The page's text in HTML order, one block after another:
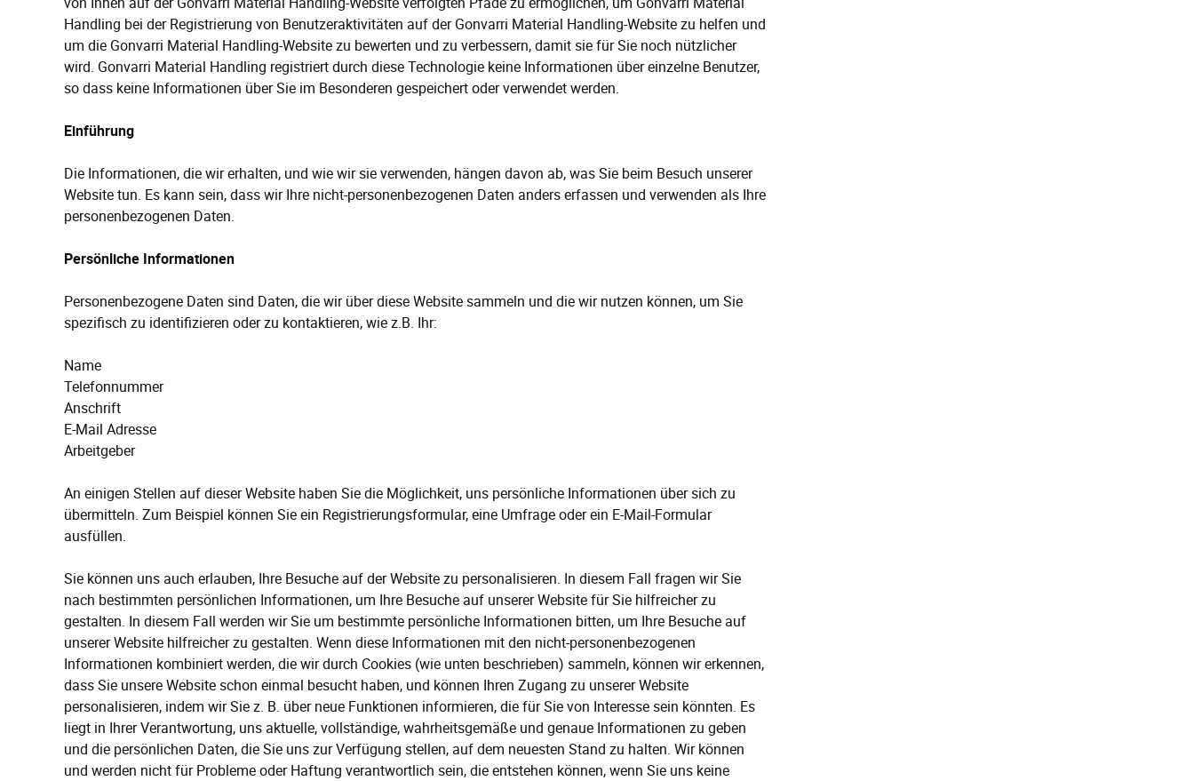
Handling bei der Registrierung von Benutzeraktivitäten auf der Gonvarri Material Handling-Website zu helfen und
um die Gonvarri Material Handling-Website zu bewerten und zu verbessern, damit sie für Sie noch nützlicher
wird. Gonvarri Material Handling registriert durch diese Technologie keine Informationen über einzelne Benutzer,
so dass keine Informationen über Sie im Besonderen gespeichert oder verwendet werden.
Einführung
Die Informationen, die wir erhalten, und wie wir sie verwenden, hängen davon ab, was Sie beim Besuch unserer
Website tun. Es kann sein, dass wir Ihre nicht-personenbezogenen Daten anders erfassen und verwenden als Ihre
personenbezogenen Daten.
Persönliche Informationen
Personenbezogene Daten sind Daten, die wir über diese Website sammeln und die wir nutzen können, um Sie
spezifisch zu identifizieren oder zu kontaktieren, wie z.B. Ihr:
Name
Telefonnummer
Anschrift
E-Mail Adresse
Arbeitgeber
An einigen Stellen auf dieser Website haben Sie die Möglichkeit, uns persönliche Informationen über sich zu
übermitteln. Zum Beispiel können Sie ein Registrierungsformular, eine Umfrage oder ein E-Mail-Formular
ausfüllen.
Sie können uns auch erlauben, Ihre Besuche auf der Website zu personalisieren. In diesem Fall fragen wir Sie
nach bestimmten persönlichen Informationen, um Ihre Besuche auf unserer Website für Sie hilfreicher zu
gestalten. In diesem Fall werden wir Sie um bestimmte persönliche Informationen bitten, um Ihre Besuche auf
unserer Website hilfreicher zu gestalten. Wenn diese Informationen mit den nicht-personenbezogenen
Informationen kombiniert werden, die wir durch Cookies (wie unten beschrieben) sammeln, können wir erkennen,
dass Sie unsere Website schon einmal besucht haben, und können Ihren Zugang zu unserer Website
personalisieren, indem wir Sie z. B. über neue Funktionen informieren, die für Sie von Interesse sein könnten. Es
liegt in Ihrer Verantwortung, uns aktuelle, vollständige, wahrheitsgemäße und genaue Informationen zu geben
und die persönlichen Daten, die Sie uns zur Verfügung stellen, auf dem neuesten Stand zu halten. Wir können
und werden nicht für Probleme oder Haftung verantwortlich sein, die entstehen können, wenn Sie uns keine